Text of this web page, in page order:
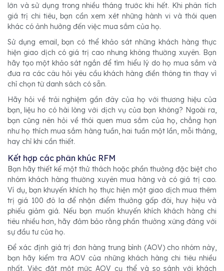
lớn và sử dụng trong nhiều tháng trước khi hết. Khi phân tích
giá trị chi tiêu, bạn cần xem xét những hành vi và thói quen
khác có ảnh hưởng đến việc mua sắm của họ.
Sử dụng email, bạn có thể khảo sát những khách hàng thực
hiện giao dịch có giá trị cao nhưng không thường xuyên. Bạn
hãy tạo một khảo sát ngắn để tìm hiểu lý do họ mua sắm và
đưa ra các câu hỏi yêu cầu khách hàng điền thông tin thay vì
chỉ chọn từ danh sách có sẵn.
Hãy hỏi về trải nghiệm gần đây của họ với thương hiệu của
bạn, liệu ho có hài lòng với dịch vụ của bạn không? Ngoài ra,
bạn cũng nên hỏi về thói quen mua sắm của họ, chẳng hạn
như họ thích mua sắm hàng tuần, hai tuần một lần, mỗi tháng,
hay chỉ khi cần thiết.
Kết hợp các phân khúc RFM
Bạn hãy thiết kế một thử thách hoặc phần thưởng đặc biệt cho
nhóm khách hàng thường xuyên mua hàng và có giá trị cao.
Ví dụ, bạn khuyến khích họ thực hiện một giao dịch mua thêm
trị giá 100 đô la để nhận điểm thưởng gấp đôi, huy hiệu và
phiếu giảm giá. Nếu bạn muốn khuyến khích khách hàng chi
tiêu nhiều hơn, hãy đảm bảo rằng phần thưởng xứng đáng với
sự đầu tư của họ.
Để xác định giá trị đơn hàng trung bình (AOV) cho nhóm này,
bạn hãy kiểm tra AOV của những khách hàng chi tiêu nhiều
nhất. Việc đặt một mức AOV cụ thể và so sánh với khách